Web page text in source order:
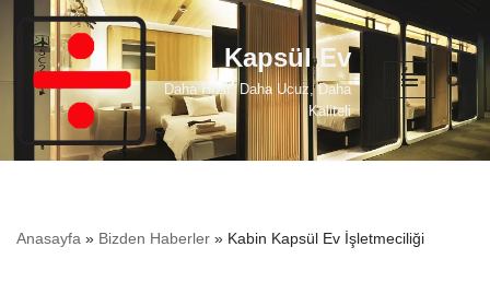
İçeriğe
geç
Kapsül Ev
Daha Hızlı, Daha Ucuz, Daha
Kaliteli
Anasayfa » Bizden Haberler » Kabin Kapsül Ev İşletmeciliği